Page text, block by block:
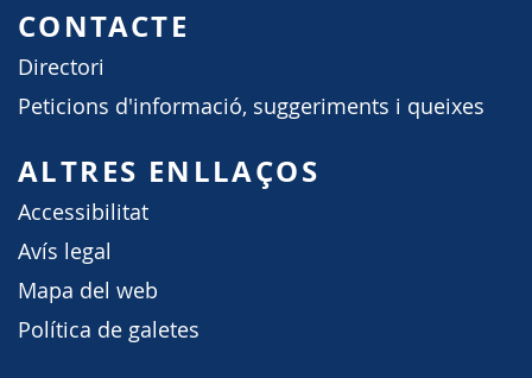
CONTACTE
Directori
Peticions d'informació, suggeriments i queixes
ALTRES ENLLAÇOS
Accessibilitat
Avís legal
Mapa del web
Política de galetes